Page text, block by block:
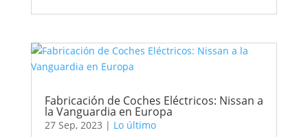
Fabricación de Coches Eléctricos: Nissan a
la Vanguardia en Europa
27 Sep, 2023 | Lo último